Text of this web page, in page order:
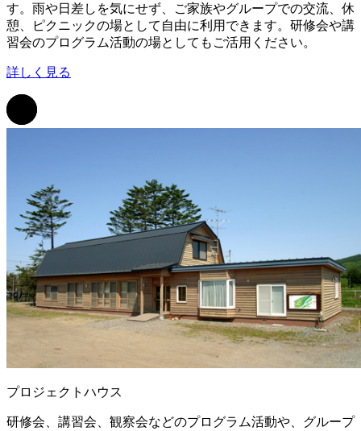
す。雨や日差しを気にせず、ご家族やグループでの交流、休
憩、ピクニックの場として自由に利用できます。研修会や講
習会のプログラム活動の場としてもご活用ください。
詳しく見る
プロジェクトハウス
研修会、講習会、観察会などのプログラム活動や、グループ